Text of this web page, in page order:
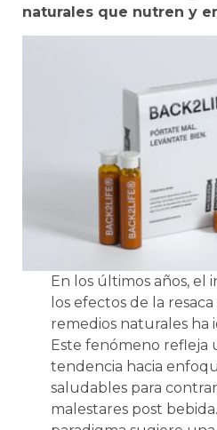
naturales que nutren y
En los últimos años, el
los efectos de la
remedios naturales ha
Este fenómeno refleja
tendencia hacia
saludables para
malestares post